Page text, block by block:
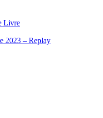
Livre
2023 – Replay